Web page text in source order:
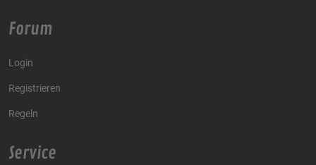
Forum
Login
Registrieren
Regeln
Service